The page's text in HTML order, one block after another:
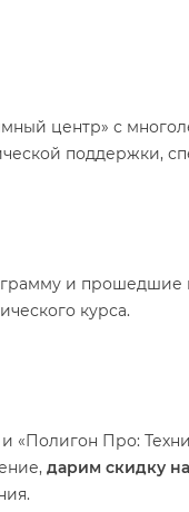
центр» с
поддержки,
и прошедшие
курса.
Про:
дарим скидку